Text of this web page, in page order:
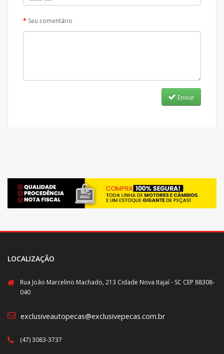
Seu comentário
Enviar
LOCALIZAÇÃO
Rua João Marcelino Machado, 213 Cidade Nova Itajaí - SC CEP 88308-
040
exclusiveautopecas@exclusivepecas.com.br
(47) 3083-3737